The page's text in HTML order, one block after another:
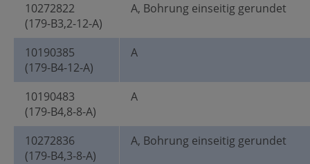
10272822
(179-B3,2-12-A)
A, Bohrung einseitig gerundet
10190385
(179-B4-12-A)
A
10190483
(179-B4,8-8-A)
A
10272836
(179-B4,3-8-A)
A, Bohrung einseitig gerundet